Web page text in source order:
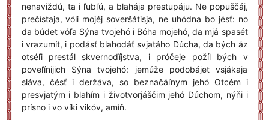
nenaviždú, ta i ľubľú, a blahája prestupáju. Ne popuščáj,
prečístaja, vóli mojéj soveršátisja, ne uhódna bo jésť: no
da búdet vóľa Sýna tvojehó i Bóha mojehó, da mjá spasét
i vrazumít, i podásť blahodáť svjatáho Dúcha, da bých áz
otséľi prestál skvernoďíjstva, i próčeje požíl bých v
poveľínijich Sýna tvojehó: jemúže podobájet vsjákaja
sláva, čésť i deržáva, so beznačáľnym jehó Otcém i
presvjatým i blahím i životvorjáščim jehó Dúchom, nýňi i
prísno i vo víki vikóv, amíň.